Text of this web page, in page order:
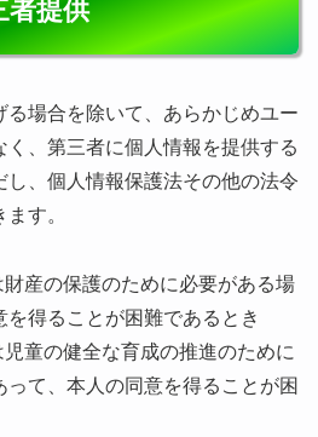
者提供
る場合を除いて、あらかじめユー
、第三者に個人情報を提供する
し、個人情報保護法その他の法令
す。
産の保護のために必要がある場
得ることが困難であるとき
童の健全な育成の推進のために
て、本人の同意を得ることが困